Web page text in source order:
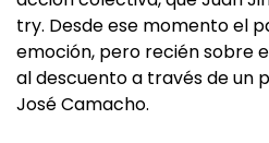
try. Desde ese momento el
emoción, pero recién sobre
al descuento a través de un
José Camacho.